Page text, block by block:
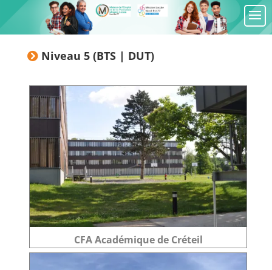
Niveau 5 (BTS | DUT)
CFA Académique de Créteil